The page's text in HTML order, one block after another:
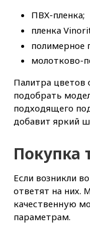
ПВХ-пленка;
пленка
полимерное
молотково-
Палитра цветов
подобрать
подходящего
добавит яркий
Покупка
Если возникли
ответят на
качественную
параметрам.